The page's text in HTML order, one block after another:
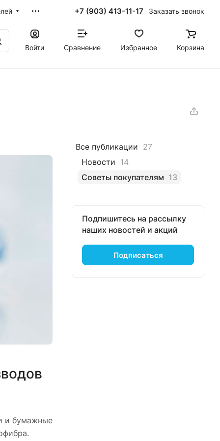
+7 (903) 413-11-17 Заказать звонок
Войти
Сравнение Избранное Корзина
и бумажные
Все публикации 27
Новости 14
Советы покупателям 13
Подпишитесь на рассылку
наших новостей и акций
Подписаться